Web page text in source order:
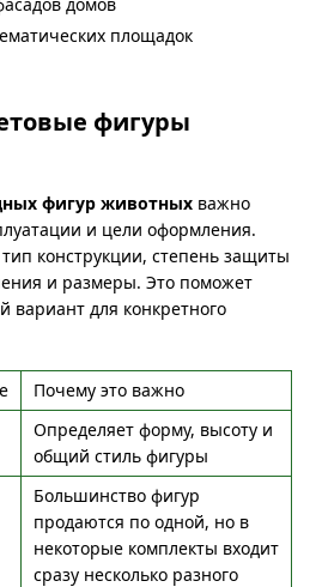
площадок
фигуры
фигур животных важно
и цели оформления.
конструкции, степень защиты
и размеры. Это поможет
вариант для конкретного
Почему это важно
Определяет форму, высоту и
общий стиль фигуры
Большинство фигур
продаются по одной, но в
некоторые комплекты входит
сразу несколько разного